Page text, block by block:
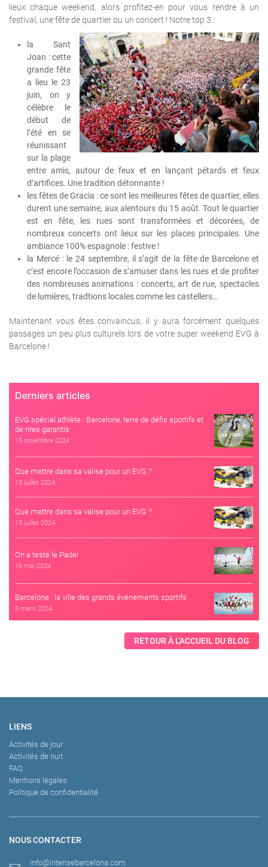
Derniers articles
EVG spécial athlète : Barcelone, terre de défis sportifs et
de rires garantis
15 novembre 2024
Que mettre dans sa valise pour un EVG ?
13 juillet 2024
Que mettre dans sa valise pour un EVG ?
13 juillet 2024
On a testé le Padel
16 mai 2024
Barcelone : la ville des grands événements sportifs
8 mars 2024
RETOUR À L'ACCUEIL DU BLOG
lieux chaque weekend, alors profitez-en pour vous rendre à un
festival, une fête de quartier ou un concert ! Notre top 3 :
la Sant
Joan : cette
grande fête
a lieu le 23
juin, on y
célèbre le
début de
l’été en se
réunissant
sur la plage
entre amis, autour de feux et en lançant pétards et feux
d’artifices. Une tradition détonnante !
les fêtes de Gracia : ce sont les meilleures fêtes de quartier, elles
durent une semaine, aux alentours du 15 août. Tout le quartier
est en fête, les rues sont transformées et décorées, de
nombreux concerts ont lieux sur les places principales. Une
ambiance 100% espagnole : festive !
la Mercé : le 24 septembre, il s’agit de la fête de Barcelone et
c’est encore l’occasion de s’amuser dans les rues et de profiter
des nombreuses animations : concerts, art de rue, spectacles
de lumières, tradtions locales comme les castellers…
Maintenant vous êtes convaincus, il y aura forcément quelques
passages un peu plus culturels lors de votre super weekend EVG à
Barcelone !
NOUS CONTACTER
info@intensebarcelona.com
LIENS
Activités de jour
Activités de nuit
FAQ
Mentions légales
Politique de confidentialité